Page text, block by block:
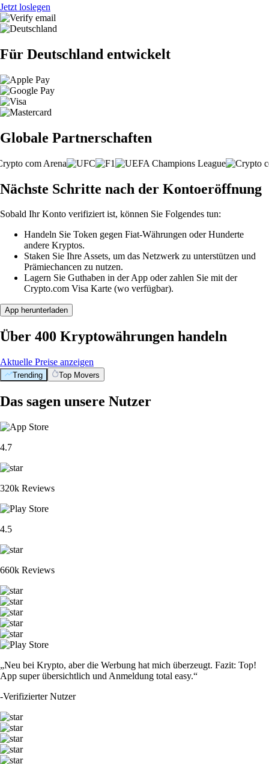
Jetzt loslegen
Für Deutschland entwickelt
Globale Partnerschaften
Nächste Schritte nach der Kontoeröffnung
Sobald Ihr Konto verifiziert ist, können Sie Folgendes tun:
Handeln Sie Token gegen Fiat-Währungen oder Hunderte
andere Kryptos.
Staken Sie Ihre Assets, um das Netzwerk zu unterstützen und
Prämiechancen zu nutzen.
Lagern Sie Guthaben in der App oder zahlen Sie mit der
Crypto.com Visa Karte (wo verfügbar).
App herunterladen
Über 400 Kryptowährungen handeln
Aktuelle Preise anzeigen
Trending Top Movers
Das sagen unsere Nutzer
4.7
320k Reviews
4.5
660k Reviews
„Neu bei Krypto, aber die Werbung hat mich überzeugt. Fazit: Top!
App super übersichtlich und Anmeldung total easy.“
-Verifizierter Nutzer